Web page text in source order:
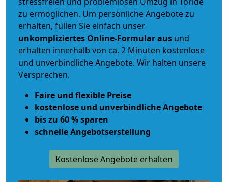
zu ermöglichen. Um persönliche Angebote zu
erhalten, füllen Sie einfach unser
unkompliziertes Online-Formular aus und
erhalten innerhalb von ca. 2 Minuten kostenlose
und unverbindliche Angebote. Wir halten unsere
Versprechen.
Faire und flexible Preise
kostenlose und unverbindliche Angebote
bis zu 60 % sparen
schnelle Angebotserstellung
Kostenlose Angebote erhalten